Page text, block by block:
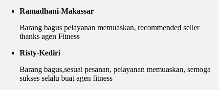
Ramadhani-Makassar
Barang bagus pelayanan memuaskan, recommended seller
thanks agen Fitness
Risty-Kediri
Barang bagus,sesuai pesanan, pelayanan memuaskan, semoga
sukses selalu buat agen fitness